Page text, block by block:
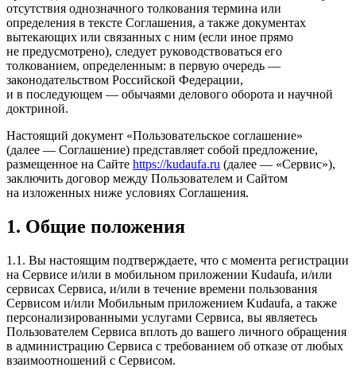
отсутствия однозначного толкования термина или
определения в тексте Соглашения, а также документах
вытекающих или связанных с ним (если иное прямо
не предусмотрено), следует руководствоваться его
толкованием, определенным: в первую очередь —
законодательством Российской Федерации,
и в последующем — обычаями делового оборота и научной
доктриной.
Настоящий документ «Пользовательское соглашение»
(далее — Соглашение) представляет собой предложение,
размещенное на Сайте https://kudaufa.ru (далее — «Сервис»),
заключить договор между Пользователем и Сайтом
на изложенных ниже условиях Соглашения.
1. Общие положения
1.1. Вы настоящим подтверждаете, что с момента регистрации
на Сервисе и/или в мобильном приложении Kudaufa, и/или
сервисах Сервиса, и/или в течение времени пользования
Сервисом и/или Мобильным приложением Kudaufa, а также
персонализированными услугами Сервиса, вы являетесь
Пользователем Сервиса вплоть до вашего личного обращения
в администрацию Сервиса с требованием об отказе от любых
взаимоотношений с Сервисом.